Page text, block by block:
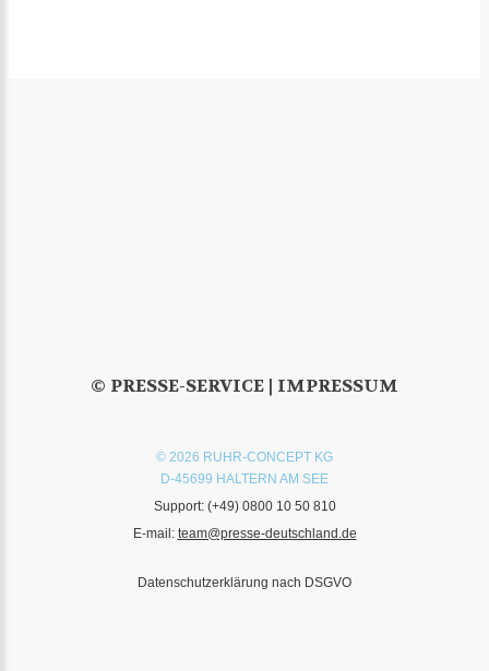
© PRESSE-SERVICE | IMPRESSUM
© 2026 RUHR-CONCEPT KG
D-45699 HALTERN AM SEE
Support: (+49) 0800 10 50 810
E-mail: team@presse-deutschland.de
Datenschutzerklärung nach DSGVO